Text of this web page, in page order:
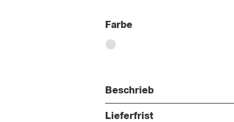
Farbe
Beschrieb
Lieferfrist